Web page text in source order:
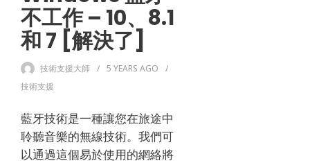
不工作 – 10、8.1
和 7 [解決了]
技術支援大師 5 YEARS AGO
技術支援
藍牙技術是一種讓您在旅途中
聆聽音樂的無線技術。 我們可
以通過這個易於使用的網絡將